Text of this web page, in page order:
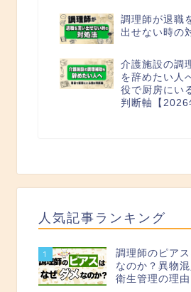
調理師が退職
出せない時の
介護施設の調
を辞めたい人
役で厨房にい
判断軸【2026
人気記事ランキング
1
調理師のピア
なのか？異物
衛生管理の理